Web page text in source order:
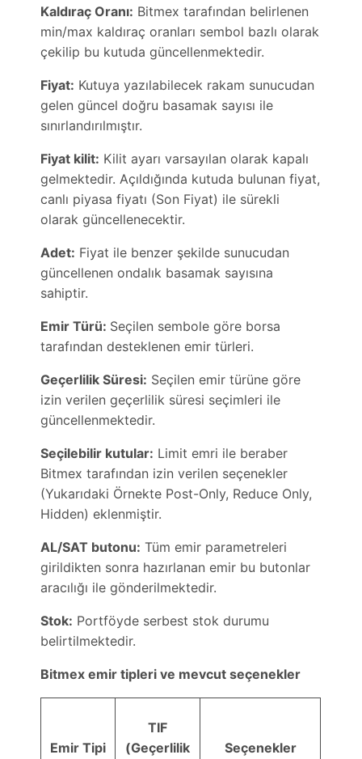
Kaldıraç Oranı: Bitmex tarafından belirlenen
min/max kaldıraç oranları sembol bazlı olarak
çekilip bu kutuda güncellenmektedir.
Fiyat: Kutuya yazılabilecek rakam sunucudan
gelen güncel doğru basamak sayısı ile
sınırlandırılmıştır.
Fiyat kilit: Kilit ayarı varsayılan olarak kapalı
gelmektedir. Açıldığında kutuda bulunan fiyat,
canlı piyasa fiyatı (Son Fiyat) ile sürekli
olarak güncellenecektir.
Adet: Fiyat ile benzer şekilde sunucudan
güncellenen ondalık basamak sayısına
sahiptir.
Emir Türü: Seçilen sembole göre borsa
tarafından desteklenen emir türleri.
Geçerlilik Süresi: Seçilen emir türüne göre
izin verilen geçerlilik süresi seçimleri ile
güncellenmektedir.
Seçilebilir kutular: Limit emri ile beraber
Bitmex tarafından izin verilen seçenekler
(Yukarıdaki Örnekte Post-Only, Reduce Only,
Hidden) eklenmiştir.
AL/SAT butonu: Tüm emir parametreleri
girildikten sonra hazırlanan emir bu butonlar
aracılığı ile gönderilmektedir.
Stok: Portföyde serbest stok durumu
belirtilmektedir.
Bitmex emir tipleri ve mevcut seçenekler
Emir Tipi
TIF
(Geçerlilik
Seçenekler